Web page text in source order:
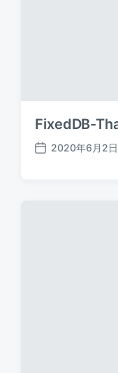
FixedDB-
发
2020年6月2日